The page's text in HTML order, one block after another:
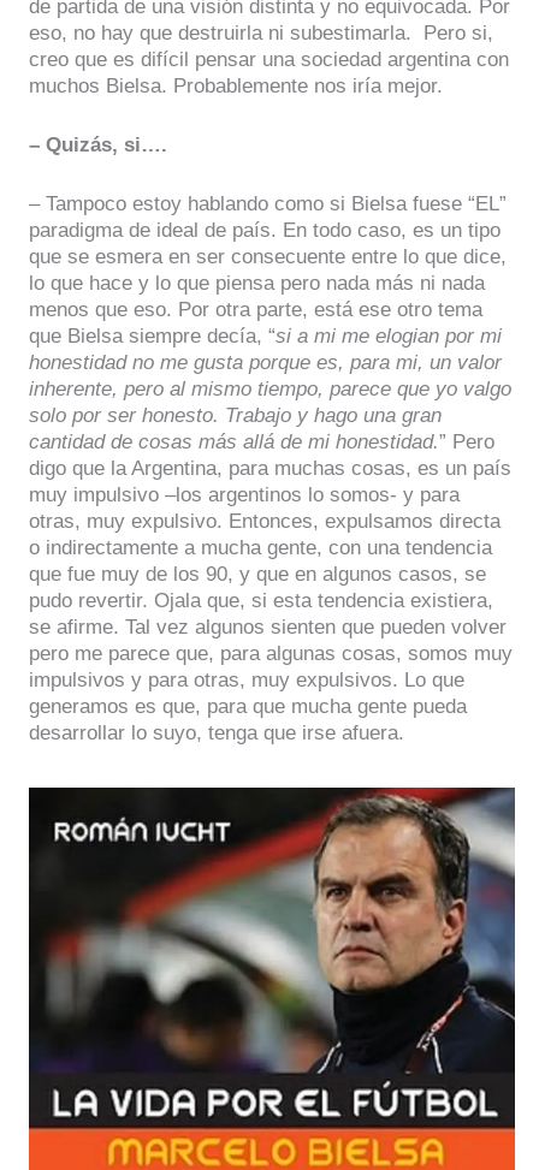
de partida de una visión distinta y no equivocada. Por
eso, no hay que destruirla ni subestimarla. Pero si,
creo que es difícil pensar una sociedad argentina con
muchos Bielsa. Probablemente nos iría mejor.
– Quizás, si….
– Tampoco estoy hablando como si Bielsa fuese “EL”
paradigma de ideal de país. En todo caso, es un tipo
que se esmera en ser consecuente entre lo que dice,
lo que hace y lo que piensa pero nada más ni nada
menos que eso. Por otra parte, está ese otro tema
que Bielsa siempre decía, “si a mi me elogian por mi
honestidad no me gusta porque es, para mi, un valor
inherente, pero al mismo tiempo, parece que yo valgo
solo por ser honesto. Trabajo y hago una gran
cantidad de cosas más allá de mi honestidad.” Pero
digo que la Argentina, para muchas cosas, es un país
muy impulsivo –los argentinos lo somos- y para
otras, muy expulsivo. Entonces, expulsamos directa
o indirectamente a mucha gente, con una tendencia
que fue muy de los 90, y que en algunos casos, se
pudo revertir. Ojala que, si esta tendencia existiera,
se afirme. Tal vez algunos sienten que pueden volver
pero me parece que, para algunas cosas, somos muy
impulsivos y para otras, muy expulsivos. Lo que
generamos es que, para que mucha gente pueda
desarrollar lo suyo, tenga que irse afuera.